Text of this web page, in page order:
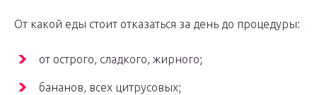
От какой еды стоит отказаться за день до процедуры:
от острого, сладкого, жирного;
бананов, всех цитрусовых;